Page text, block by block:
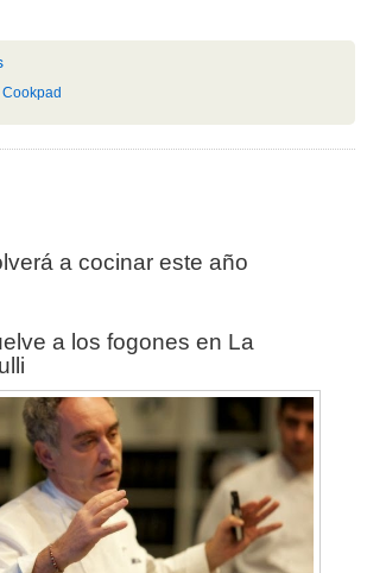
a cocinar este año
a los fogones en La